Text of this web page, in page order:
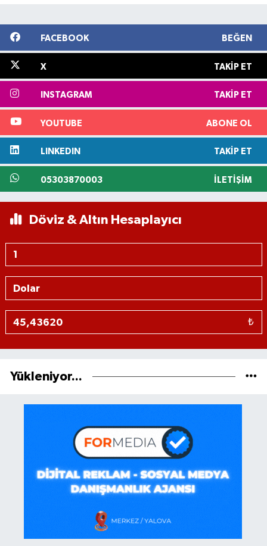
FACEBOOK BEĞEN
X TAKIP ET
INSTAGRAM TAKIP ET
YOUTUBE ABONE OL
LINKEDIN TAKIP ET
05303870003 İLETIŞIM
Döviz & Altın Hesaplayıcı
₺
Yükleniyor...